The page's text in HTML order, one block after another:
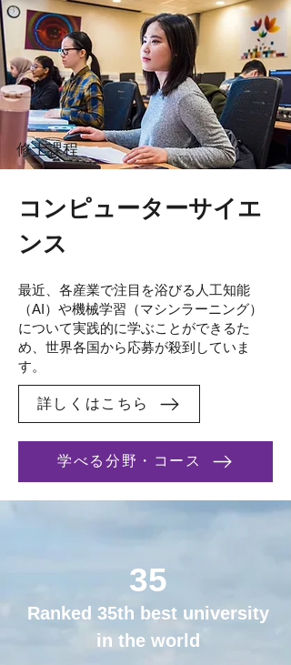
修士課程
コンピューターサイエ
ンス
最近、各産業で注目を浴びる人工知能
（AI）や機械学習（マシンラーニング）
について実践的に学ぶことができるた
め、世界各国から応募が殺到していま
す。
詳しくはこちら
学べる分野・コース
35
Ranked 35th best university
in the world